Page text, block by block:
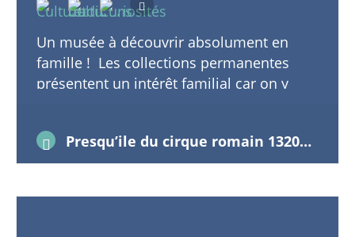
Un musée à découvrir absolument en
famille ! Les collections permanentes
présentent un intérêt familial car on y
Presqu’ile du cirque romain 13200 Arles